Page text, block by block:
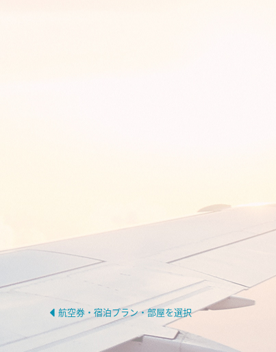
航空券・宿泊プラン・部屋を選択